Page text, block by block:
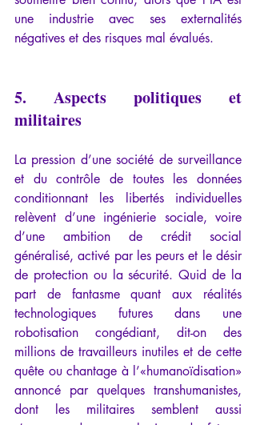
une industrie avec ses externalités
négatives et des risques mal évalués.
5. Aspects politiques et
militaires
La pression d’une société de surveillance
et du contrôle de toutes les données
conditionnant les libertés individuelles
relèvent d’une ingénierie sociale, voire
d’une ambition de crédit social
généralisé, activé par les peurs et le désir
de protection ou la sécurité. Quid de la
part de fantasme quant aux réalités
technologiques futures dans une
robotisation congédiant, dit-on des
millions de travailleurs inutiles et de cette
quête ou chantage à l’«humanoïdisation»
annoncé par quelques transhumanistes,
dont les militaires semblent aussi